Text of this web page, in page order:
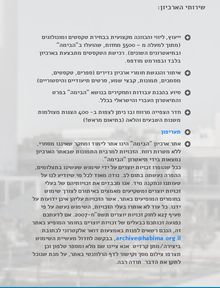
שירותי הארכיון:
ייעוץ, ליווי והכוונה מקצועית בבחירת טקסטים ומונולוגים
(מתוך למעלה מ – 3500 מחזות, שהועלו ב"הבימה"
ובתיאטרונים השונים). רכישת הטקסטים מתבצעת בארכיון
בלבד ובפורמט מודפס.
איתור והנגשת חומרי ארכיון נדירים (ספרים, טקסטים,
מסמכים, תמונות, קבצי שמע, סרטים תיעודיים והיסטוריים)
סיוע בהכנת עבודות ותחקירים בנושא "הבימה" בפרט
והתיאטרון העברי והישראלי בכלל.
חדר הצפייה מרווח ובו ניתן לצפות ב- 400 הצגות מצולמות
משנות השבעים והלאה (בתיאום מראש!)
תעריפון
אתר ארכיון "הבימה" הינו אתר לימוד ומחקר שאיננו מסחרי,
ללא מטרות רווח. הזכויות למרבית התמונות שבאתר הארכיון
נמצאות בידי תיאטרון "הבימה".
ככל שהופרו זכויות יוצרים על ידי שימוש שעשינו בתצלומים,
ההפרה נעשתה בתום לב. נודה מאוד לכל מי שיודיע לנו על
טעותנו ונתקנה מיד. אנו מכבדים את זכויותיהם של בעלי
זכויות יוצרים ומשקיעים מאמצים באיתורם לצורך שימוש
בחומרים המופיעים באתר, אשר הזכויות עליהן אינן ידועות על
ידנו. כל עוד לא אותרו בעלי הזכויות, השימוש נעשה על פי
סעיף 27א לחוק זכויות יוצרים תשס"ח-2007. אם לדעתכם
נפגעה זכותכם כבעלים של זכויות יוצרים בחומר המופיע באתר
זה, הנכם רשאים לפנות באמצעות דואר אלקטרוני לכתובת:
archive@habima.org.il, בבקשה לחדול מעשיית השימוש
ביצירה/מתן קרדיט. אנא ציינו שם מלא ומספר טלפון וכן
תצרפו צילום מסך וקישור לדף הרלוונטי באתר, על מנת שנוכל
לתקן את הדבר. תודה רבה.